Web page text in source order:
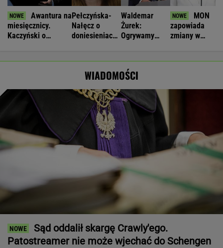
Awantura na
miesięcznicy.
Kaczyński o
Pełczyńska-
Nałęcz o
doniesieniach
Waldemar
Żurek:
Ogrywamy
MON
zapowiada
zmiany w
WIADOMOŚCI
Sąd oddalił skargę Crawly'ego.
Patostreamer nie może wjechać do Schengen